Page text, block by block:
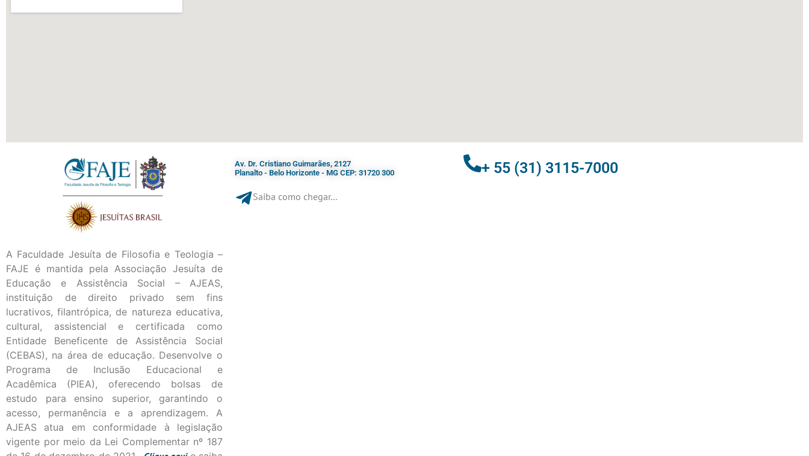
A Faculdade Jesuíta de Filosofia e Teologia –
FAJE é mantida pela Associação Jesuíta de
Educação e Assistência Social – AJEAS,
instituição de direito privado sem fins
lucrativos, filantrópica, de natureza educativa,
cultural, assistencial e certificada como
Entidade Beneficente de Assistência Social
(CEBAS), na área de educação. Desenvolve o
Programa de Inclusão Educacional e
Acadêmica (PIEA), oferecendo bolsas de
estudo para ensino superior, garantindo o
acesso, permanência e a aprendizagem. A
AJEAS atua em conformidade à legislação
vigente por meio da Lei Complementar nº 187
Av. Dr. Cristiano Guimarães, 2127
Planalto - Belo Horizonte - MG CEP: 31720 300
Saiba como chegar...
+ 55 (31) 3115-7000​